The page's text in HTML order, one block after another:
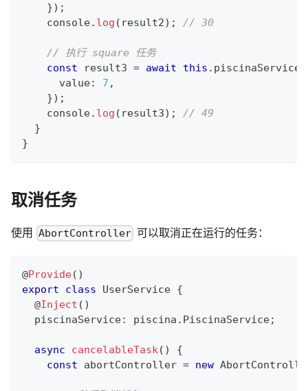
}) ;
console. log ( result2) ; // 30
// 执行 square 任务
const result3 = await this . piscinaService
      value
: 7 ,
}) ;
console. log ( result3) ;
// 49
}
}
取消任务
使用 AbortController 可以取消正在运行的任务：
@Provide( )
export
class UserService {
@Inject ( )
  piscinaService
: piscina . PiscinaService;
async cancelableTask( )
{
const abortController = new